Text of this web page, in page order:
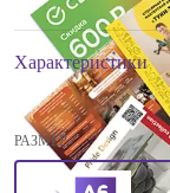
Характеристики
РАЗМЕР